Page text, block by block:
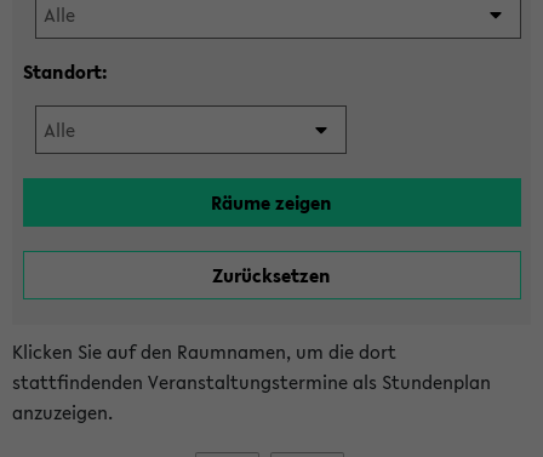
Standort:
Klicken Sie auf den Raumnamen, um die dort
stattfindenden Veranstaltungstermine als Stundenplan
anzuzeigen.